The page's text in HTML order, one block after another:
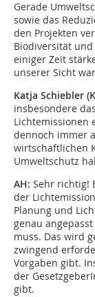
Gerade
sowie das
den Projekten
Biodiversität
einiger Zeit
unserer Sicht
Katja Schiebler
insbesondere
Lichtemissionen
dennoch immer
wirtschaftlichen
Umweltschutz
AH: Sehr richtig!
der
Planung und
genau
muss. Das wird
zwingend
Vorgaben gibt.
der
gibt.